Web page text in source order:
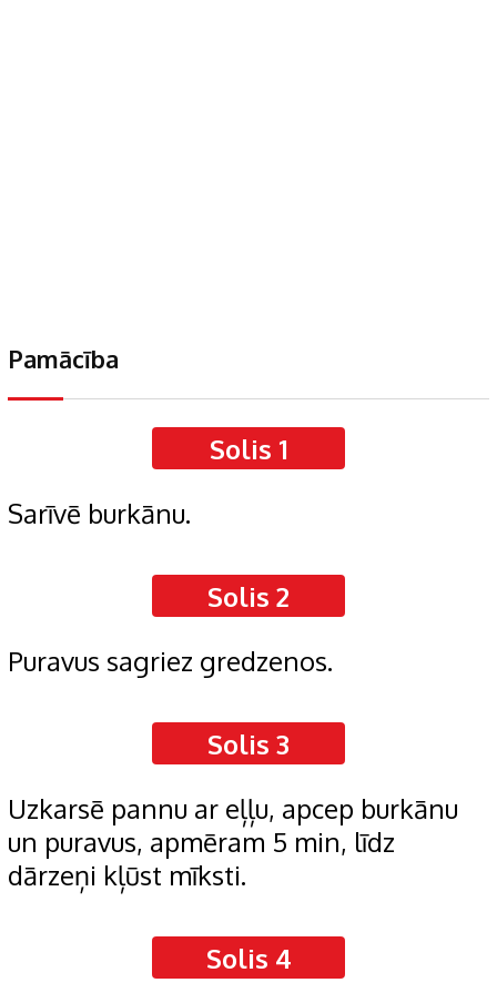
Pamācība
Solis 1
Sarīvē burkānu.
Solis 2
Puravus sagriez gredzenos.
Solis 3
Uzkarsē pannu ar eļļu, apcep burkānu
un puravus, apmēram 5 min, līdz
dārzeņi kļūst mīksti.
Solis 4